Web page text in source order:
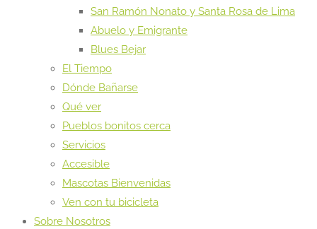
San Ramón Nonato y Santa Rosa de Lima
Abuelo y Emigrante
Blues Bejar
El Tiempo
Dónde Bañarse
Qué ver
Pueblos bonitos cerca
Servicios
Accesible
Mascotas Bienvenidas
Ven con tu bicicleta
Sobre Nosotros